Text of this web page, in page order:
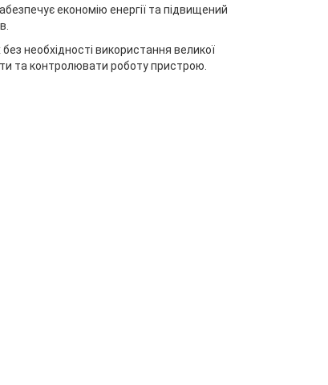
економію енергії та підвищений
необхідності використання великої
та контролювати роботу пристрою.